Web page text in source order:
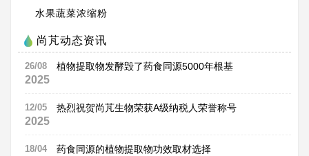
水果蔬菜浓缩粉
尚芃动态资讯
26/08
2025
植物提取物发酵毁了药食同源5000年根基
12/05
2025
热烈祝贺尚芃生物荣获A级纳税人荣誉称号
18/04 药食同源的植物提取物功效取材选择